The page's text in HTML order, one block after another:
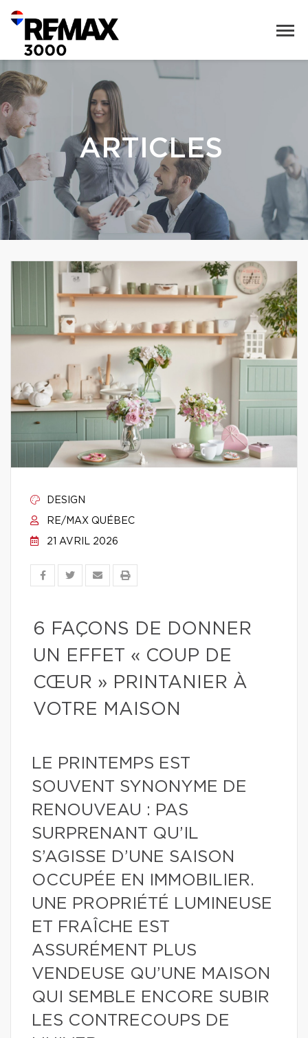
ARTICLES
DESIGN
RE/MAX QUÉBEC
21 AVRIL 2026
6 FAÇONS DE DONNER
UN EFFET « COUP DE
CŒUR » PRINTANIER À
VOTRE MAISON
LE PRINTEMPS EST
SOUVENT SYNONYME DE
RENOUVEAU : PAS
SURPRENANT QU’IL
S’AGISSE D’UNE SAISON
OCCUPÉE EN IMMOBILIER.
UNE PROPRIÉTÉ LUMINEUSE
ET FRAÎCHE EST
ASSURÉMENT PLUS
VENDEUSE QU’UNE MAISON
QUI SEMBLE ENCORE SUBIR
LES CONTRECOUPS DE